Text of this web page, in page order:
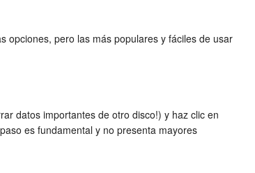
opciones, pero las más populares y fáciles de usar
datos importantes de otro disco!) y haz clic en
es fundamental y no presenta mayores